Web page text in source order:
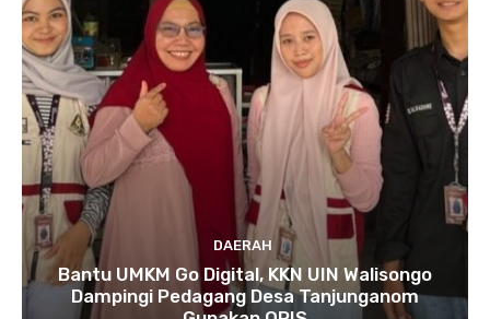
DAERAH
Bantu UMKM Go Digital, KKN UIN Walisongo
Dampingi Pedagang Desa Tanjunganom